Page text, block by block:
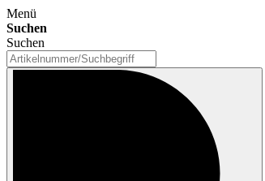
Menü
Suchen
Suchen